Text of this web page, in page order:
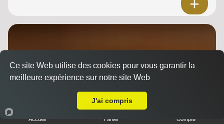
Accueil Panier Compte
Ce site Web utilise des cookies pour vous garantir la
meilleure expérience sur notre site Web
J'ai compris